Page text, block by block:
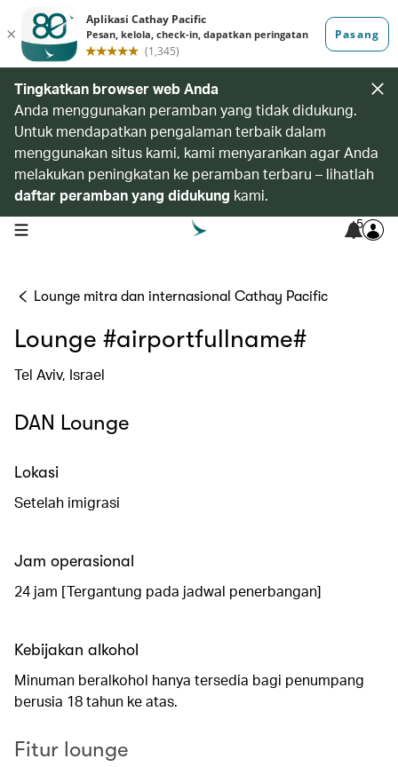
Tingkatkan browser web Anda
Anda menggunakan peramban yang tidak didukung.
Untuk mendapatkan pengalaman terbaik dalam
menggunakan situs kami, kami menyarankan agar Anda
melakukan peningkatan ke peramban terbaru – lihatlah
daftar peramban yang didukung kami.
open navigation menu 5
Lounge mitra dan internasional Cathay Pacific
Lounge #airportfullname#
Tel Aviv, Israel
DAN Lounge
Lokasi
Setelah imigrasi
Jam operasional
24 jam [Tergantung pada jadwal penerbangan]
Kebijakan alkohol
Minuman beralkohol hanya tersedia bagi penumpang
berusia 18 tahun ke atas.
Fitur lounge